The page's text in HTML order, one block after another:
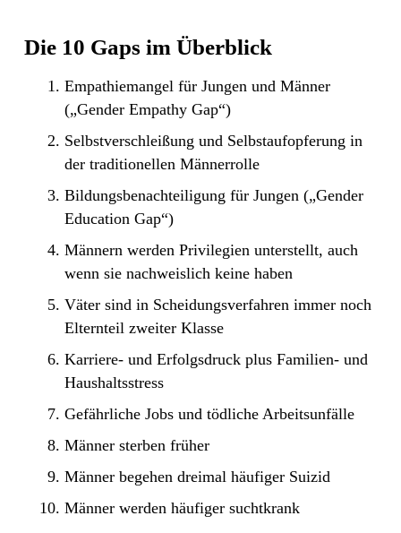
Die 10 Gaps im Überblick
Empathiemangel für Jungen und Männer
(„Gender Empathy Gap“)
Selbstverschleißung und Selbstaufopferung in
der traditionellen Männerrolle
Bildungsbenachteiligung für Jungen („Gender
Education Gap“)
Männern werden Privilegien unterstellt, auch
wenn sie nachweislich keine haben
Väter sind in Scheidungsverfahren immer noch
Elternteil zweiter Klasse
Karriere- und Erfolgsdruck plus Familien- und
Haushaltsstress
Gefährliche Jobs und tödliche Arbeitsunfälle
Männer sterben früher
Männer begehen dreimal häufiger Suizid
Männer werden häufiger suchtkrank